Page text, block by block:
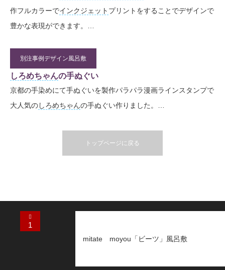
作フルカラーでインクジェット プリントをすることでデザインで
豊かな表現ができます。…
別注事例デザイン風呂敷
2020.08.27
しろめちゃんの手ぬぐい
京都の手染めにて手ぬぐいを製作パラパラ漫画ラインスタンプで
大人気のしろめちゃんの手ぬぐい作りました。…
トップページに戻る
1
mitate moyou「ビーツ」風呂敷